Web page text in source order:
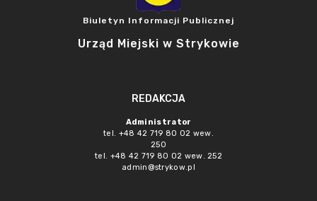
Biuletyn Informacji Publicznej
Urząd Miejski w Strykowie
REDAKCJA
Administrator
tel. +48 42 719 80 02 wew.
250
tel. +48 42 719 80 02 wew. 252
admin@strykow.pl